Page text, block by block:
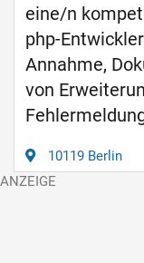
eine/n
php-
Annahme,
von
10119 Berlin